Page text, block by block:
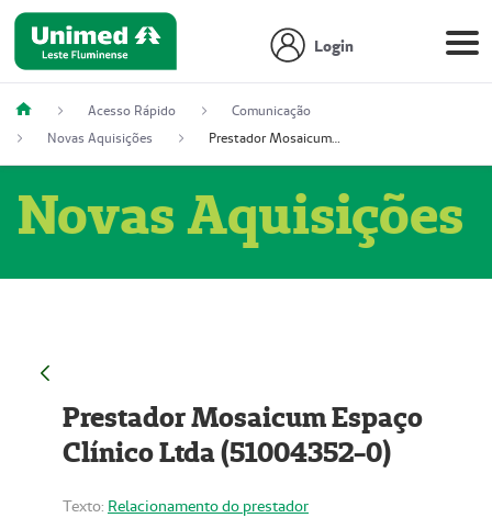
Login
Acesso Rápido
Comunicação
Novas Aquisições
Prestador Mosaicum Espaço Clínico Ltda (51004352-0)
Novas Aquisições
Prestador Mosaicum Espaço
Clínico Ltda (51004352-0)
Texto: Relacionamento do prestador